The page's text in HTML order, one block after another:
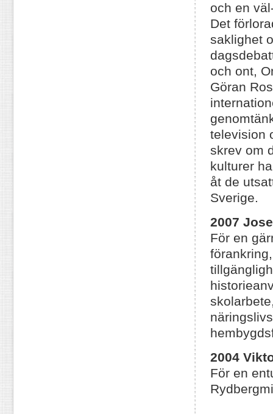
och en
Det
saklighet
och ont,
Göran
television
skrev om
kulturer
åt de
Sverige.
2007
För en
2004
För en